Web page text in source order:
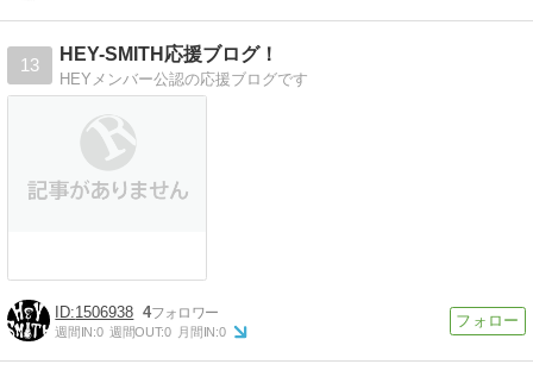
13
HEY-SMITH応援ブログ！
HEYメンバー公認の応援ブログです
1506938 4
週間IN:0 週間OUT:0 月間IN:0